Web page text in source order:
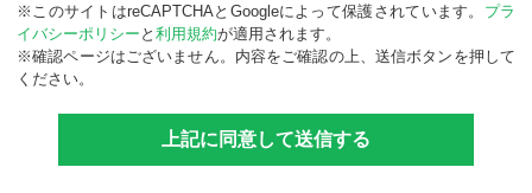
※このサイトはreCAPTCHAとGoogleによって保護されています。 プラ
イバシーポリシー と 利用規約が適用されます。
※確認ページはございません。内容をご確認の上、送信ボタンを押して
ください。